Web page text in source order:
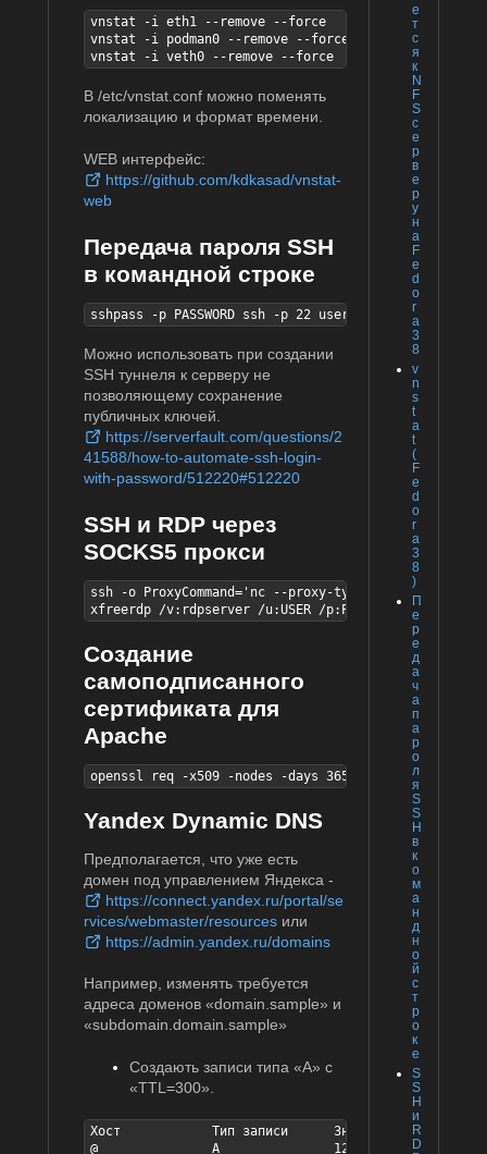
е
т
с
я
к
N
F
S
с
е
р
в
е
р
у
н
а
F
e
d
o
r
a
3
8
v
n
s
t
a
t
(
F
e
d
o
r
a
3
8
)
П
е
р
е
д
а
ч
а
п
а
р
о
л
я
S
S
H
в
к
о
м
а
н
д
н
о
й
с
т
р
о
к
е
S
S
H
и
R
D
vnstat -i eth1 --remove --force
vnstat -i podman0 --remove --force
vnstat -i veth0 --remove --force
В /etc/vnstat.conf можно поменять
локализацию и формат времени.
WEB интерфейс:
https://github.com/kdkasad/vnstat-
web
Передача пароля SSH
в командной строке
sshpass -p PASSWORD ssh -p 22 user@server
Можно использовать при создании
SSH туннеля к серверу не
позволяющему сохранение
публичных ключей.
https://serverfault.com/questions/2
41588/how-to-automate-ssh-login-
with-password/512220#512220
SSH и RDP через
SOCKS5 прокси
ssh -o ProxyCommand='nc --proxy-type socks5 --proxy
xfreerdp /v:rdpserver /u:USER /p:PASSWORD
Создание
самоподписанного
сертификата для
Apache
openssl req -x509 -nodes -days 3650 -newkey
Yandex Dynamic DNS
Предполагается, что уже есть
домен под управлением Яндекса -
https://connect.yandex.ru/portal/se
rvices/webmaster/resources или
https://admin.yandex.ru/domains
Например, изменять требуется
адреса доменов «domain.sample» и
«subdomain.domain.sample»
Создають записи типа «A» с
«TTL=300».
Хост		Тип записи	Значение записи	TTL
@		A		127.0.0.1	300	(domain.sample)